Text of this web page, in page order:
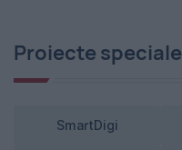
Proiecte speciale
SmartDigi